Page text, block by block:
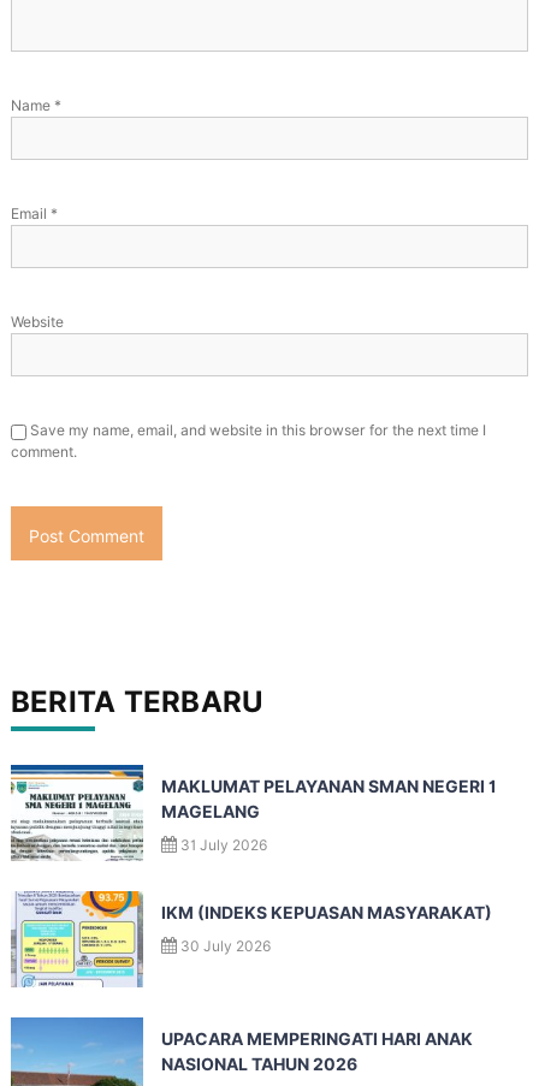
Name *
Email *
Website
Save my name, email, and website in this browser for the next time I
comment.
BERITA TERBARU
MAKLUMAT PELAYANAN SMAN NEGERI 1
MAGELANG
31 July 2026
IKM (INDEKS KEPUASAN MASYARAKAT)
30 July 2026
UPACARA MEMPERINGATI HARI ANAK
NASIONAL TAHUN 2026